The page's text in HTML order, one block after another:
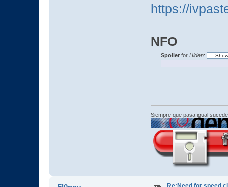
https://
NFO
Spoilerfor Hiden:
Siempre que pasa igual